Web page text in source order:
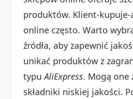
produktów. Klient-kupuje-
online często. Warto
źródła, aby zapewnić
unikać produktów z
typuAliExpress. Mogą one
składniki niskiej jakości.